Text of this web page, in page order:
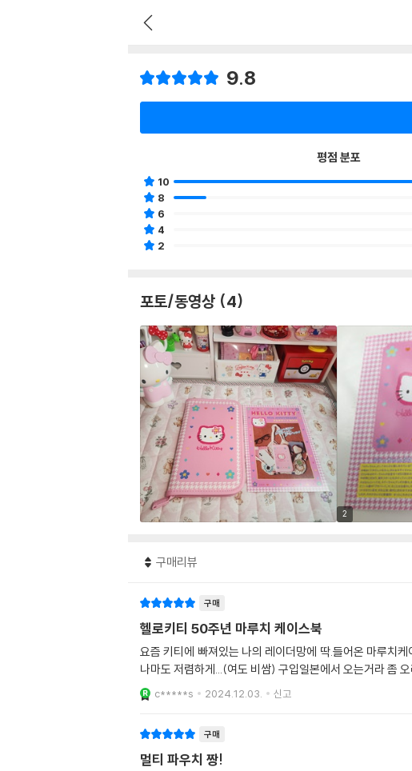
9.8
평점 분포
10
8
6
4
2
포토/동영상 (4)
2
구매리뷰
구매
헬로키티 50주년 마루치 케이스북
요즘 키티에 빠져있는 나의 레이더망에 딱.들어온 마루치
나마도 저렴하게...(여도 비쌈) 구입일본에서 오는거라 좀
c*****s 2024.12.03. 신고
구매
멀티 파우치 짱!